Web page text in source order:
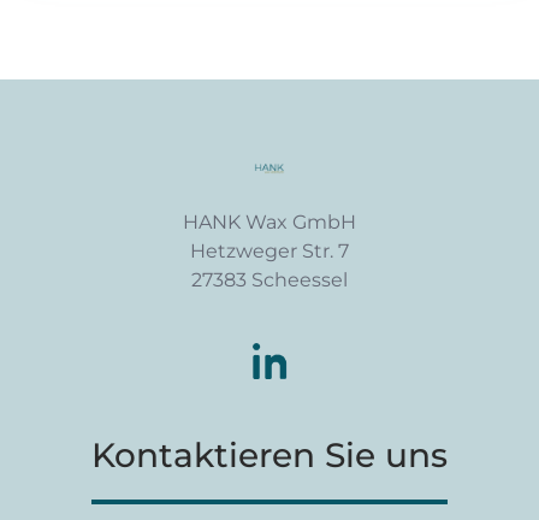
Kontaktieren Sie uns
HANK Wax GmbH
Hetzweger Str. 7
27383 Scheessel